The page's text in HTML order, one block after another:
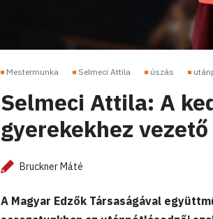
Mestermunka Selmeci Attila úszás
Selmeci Attila: A
gyerekekhez
Bruckner Máté
A Magyar Edzők Társaságával